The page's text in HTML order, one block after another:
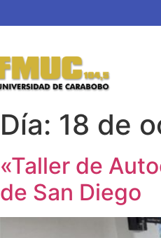
Día: 18 de
«Taller de
de San Diego